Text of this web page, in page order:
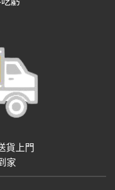
貨上門
家